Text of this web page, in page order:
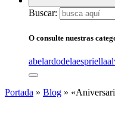
Buscar:
O consulte nuestras
abelardodelaespriella
Portada » Blog »